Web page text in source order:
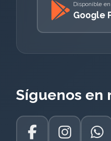
Disponible en
Google
Síguenos en